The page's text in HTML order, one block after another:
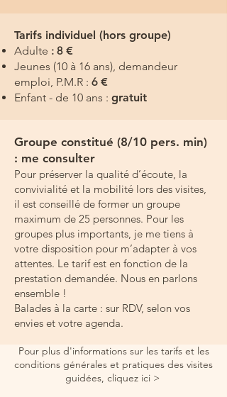
Tarifs individuel (hors groupe)
Adulte : 8€
Jeunes (10 à 16 ans), demandeur
emploi, P.M.R : 6€
Enfant - de 10 ans : gratuit
Groupe constitué (8/10 pers. min)
: me consulter
Pour préserver la qualité d’écoute, la
convivialité et la mobilité lors des visites,
il est conseillé de former un groupe
maximum de 25 personnes. Pour les
groupes plus importants, je me tiens à
votre disposition pour m’adapter à vos
attentes. ​Le tarif est en fonction de la
prestation demandée. Nous en parlons
ensemble !
Balades à la carte : sur RDV, selon vos
envies et votre agenda.
Pour plus d'informations sur les tarifs et les
conditions générales et pratiques des visites
guidées, cliquez ici >